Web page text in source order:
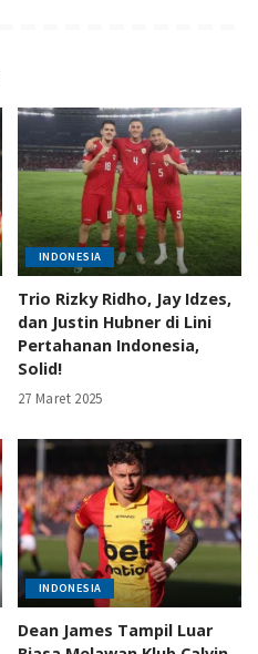
INDONESIA
Trio Rizky Ridho, Jay Idzes,
dan Justin Hubner di Lini
Pertahanan Indonesia,
Solid!
27 Maret 2025
INDONESIA
Dean James Tampil Luar